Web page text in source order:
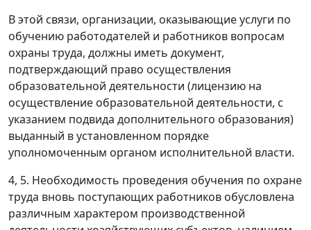
В этой связи, организации, оказывающие услуги по
обучению работодателей и работников вопросам
охраны труда, должны иметь документ,
подтверждающий право осуществления
образовательной деятельности (лицензию на
осуществление образовательной деятельности, с
указанием подвида дополнительного образования)
выданный в установленном порядке
уполномоченным органом исполнительной власти.
4, 5. Необходимость проведения обучения по охране
труда вновь поступающих работников обусловлена
различным характером производственной